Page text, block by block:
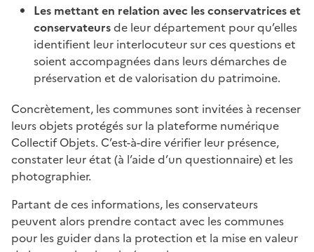
Les mettant en relation avec les conservatrices et
conservateursde leur département pour qu’elles
identifient leur interlocuteur sur ces questions et
soient accompagnées dans leurs démarches de
préservation et de valorisation du patrimoine.
Concrètement, les communes sont invitées à recenser
leurs objets protégés sur la plateforme numérique
Collectif Objets. C’est-à-dire vérifier leur présence,
constater leur état (à l’aide d’un questionnaire) et les
photographier.
Partant de ces informations, les conservateurs
peuvent alors prendre contact avec les communes
pour les guider dans la protection et la mise en valeur